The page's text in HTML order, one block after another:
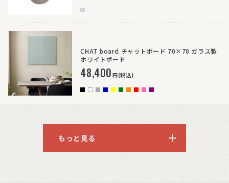
CHAT board チャットボード 70×70 ガラス製
ホワイトボード
48,400円(税込)
もっと見る